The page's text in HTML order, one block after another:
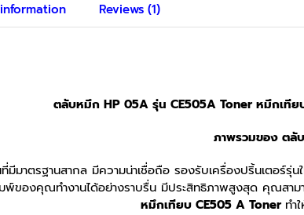
Reviews (1)
ตลับหมึก HP 05A รุ่น CE505A Toner หมึกเทียบ
ภาพรวมของ ตลั
าตรฐานสากล มีความน่าเชื่อถือ รองรับเครื่องปริ้นเตอร์รุ่
ของคุณทำงานได้อย่างราบรื่น มีประสิทธิภาพสูงสุด คุณสามา
หมึกเทียบ CE505 A Toner ทำ